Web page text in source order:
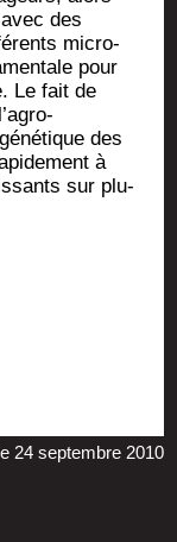
des
micro­
pour
Le fait de
des
à
sur plu­
24 septembre 2010